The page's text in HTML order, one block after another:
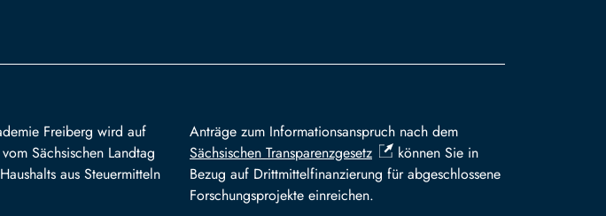
Freiberg wird auf
Sächsischen Landtag
aus Steuermitteln
Anträge zum Informationsanspruch nach dem
Sächsischen Transparenzgesetz
können Sie in
Bezug auf Drittmittelfinanzierung für abgeschlossene
Forschungsprojekte einreichen.